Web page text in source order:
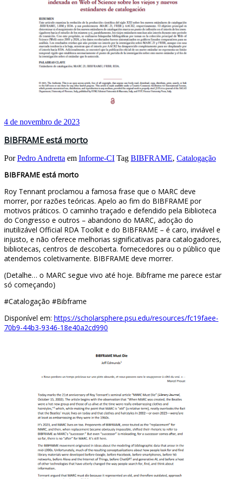
4 de novembro de 2023
BIBFRAME está morto
PorPedro Andretta em Informe-CI Tag BIBFRAME, Catalogação
BIBFRAME está morto
Roy Tennant proclamou a famosa frase que o MARC deve
morrer, por razões teóricas. Apelo ao fim do BIBFRAME por
motivos práticos. O caminho traçado e defendido pela Biblioteca
do Congresso e outros – abandono do MARC, adoção do
inutilizável Official RDA Toolkit e do BIBFRAME – é caro, inviável e
injusto, e não oferece melhorias significativas para catalogadores,
bibliotecas, centros de descoberta. fornecedores ou o público que
atendemos coletivamente. BIBFRAME deve morrer.
(Detalhe… o MARC segue vivo até hoje. Bibframe me parece estar
só começando)
#Catalogação #Bibframe
Disponível em: https://scholarsphere.psu.edu/resources/fc19faee-
70b9-44b3-9346-18e40a2cd990